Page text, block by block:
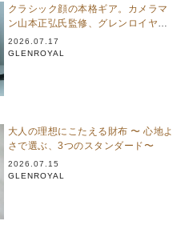
クラシック顔の本格ギア。カメラマ
ン山本正弘氏監修、グレンロイヤル
のカメラバッグ
2026.07.17
GLENROYAL
大人の理想にこたえる財布 〜 心地よ
さで選ぶ、3つのスタンダード〜
2026.07.15
GLENROYAL